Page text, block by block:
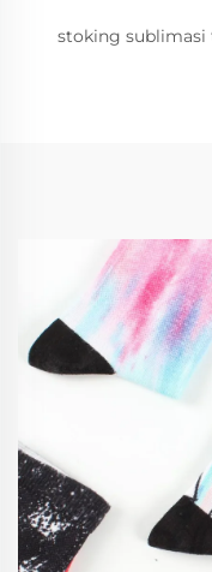
stoking sublimasi